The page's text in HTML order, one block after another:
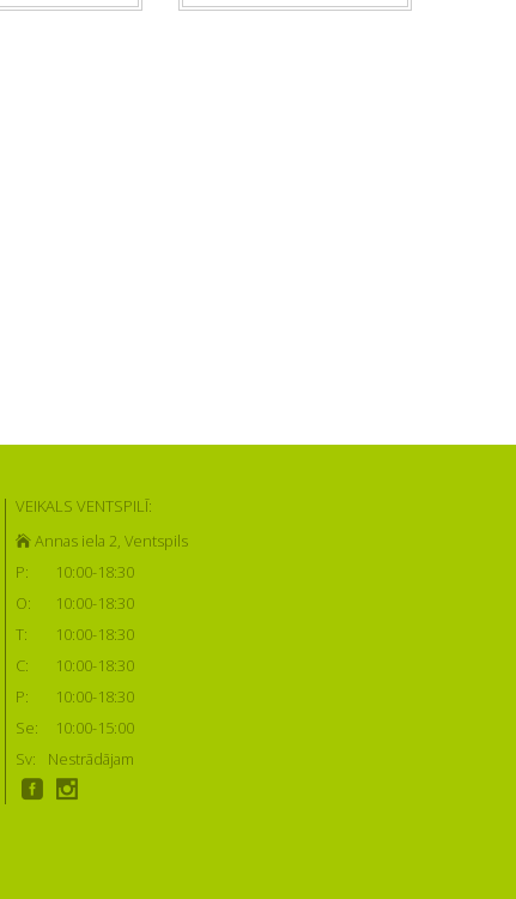
VEIKALS VENTSPILĪ:
Annas iela 2, Ventspils
P:
10:00-18:30
O:
10:00-18:30
T:
10:00-18:30
C:
10:00-18:30
P:
10:00-18:30
Se:
10:00-15:00
Sv:
Nestrādājam